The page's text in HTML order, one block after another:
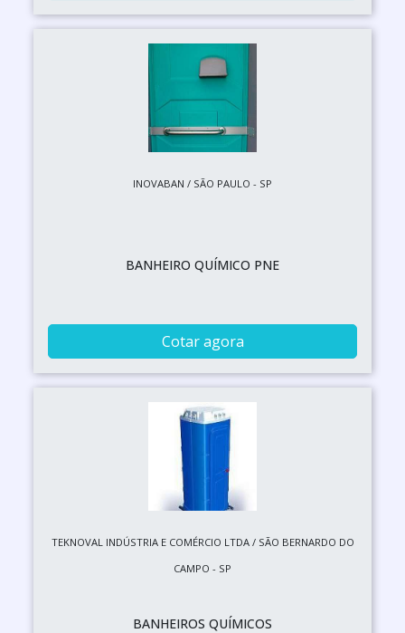
INOVABAN / SÃO PAULO - SP
BANHEIRO QUÍMICO PNE
Cotar agora
TEKNOVAL INDÚSTRIA E COMÉRCIO LTDA / SÃO BERNARDO DO
CAMPO - SP
BANHEIROS QUÍMICOS